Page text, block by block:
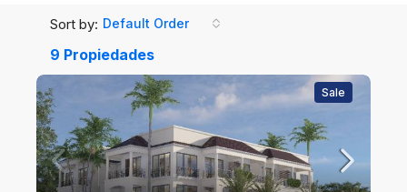
9 Propiedades
Sort by: Default Order
Sale